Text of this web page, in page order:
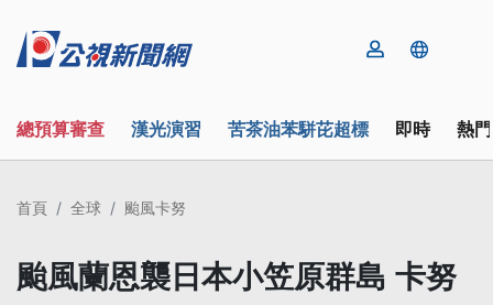
總預算審查 漢光演習 苦茶油苯駢芘超標 即時 熱
首頁 全球 颱風卡努
颱風蘭恩襲日本小笠原群島 卡努